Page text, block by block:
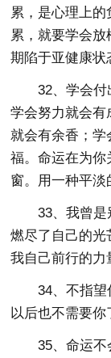
累，是心理上
累，就要学会
期陷于亚健康状
32、学会付
学会努力就会
就会有余香；
福。命运在为你
窗。用一种平淡
33、我曾
燃尽了自己的光
我自己前行的力
34、不指望
以后也不需要你
35、命运